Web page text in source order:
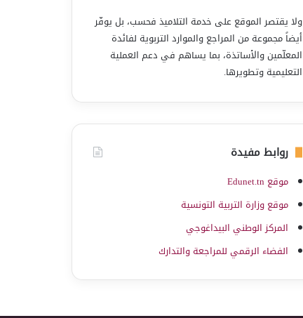
ولا يقتصر الموقع على خدمة التلاميذ فحسب، بل يوفّر
أيضاً مجموعة من المراجع والموارد التربوية لفائدة
المعلّمين والأساتذة، بما يساهم في دعم العملية
التعليمية وتطويرها.
روابط مفيدة
موقع Edunet.tn
موقع وزارة التربية التونسية
المركز الوطني البيداغوجي
الفضاء الرقمي للمراجعة والتدارك